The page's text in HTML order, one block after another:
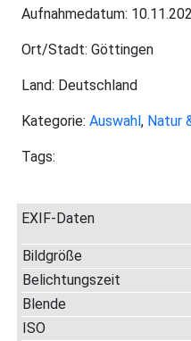
Aufnahmedatum:
Ort/Stadt: Göttingen
Land: Deutschland
Kategorie: Auswahl, Natur
Tags:
EXIF-Daten
Bildgröße
Belichtungszeit
Blende
ISO